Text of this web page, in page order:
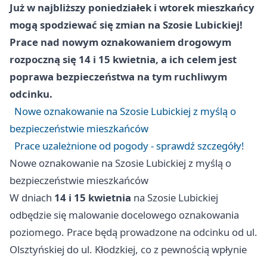
Już w najbliższy poniedziałek i wtorek mieszkańcy
mogą spodziewać się zmian na Szosie Lubickiej!
Prace nad nowym oznakowaniem drogowym
rozpoczną się 14 i 15 kwietnia, a ich celem jest
poprawa bezpieczeństwa na tym ruchliwym
odcinku.
Nowe oznakowanie na Szosie Lubickiej z myślą o
bezpieczeństwie mieszkańców
Prace uzależnione od pogody - sprawdź szczegóły!
Nowe oznakowanie na Szosie Lubickiej z myślą o
bezpieczeństwie mieszkańców
W dniach 14 i 15 kwietnia na Szosie Lubickiej
odbędzie się malowanie docelowego oznakowania
poziomego. Prace będą prowadzone na odcinku od ul.
Olsztyńskiej do ul. Kłodzkiej, co z pewnością wpłynie